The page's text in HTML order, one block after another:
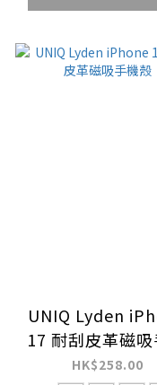
UNIQ Lyden
17 耐刮皮革磁吸
殼
HK$258.00